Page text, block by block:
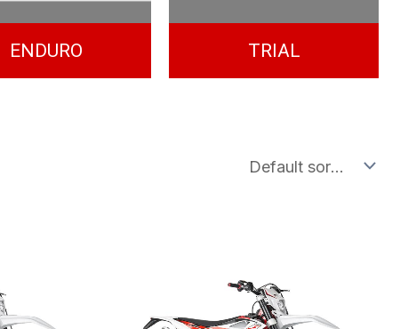
ENDURO TRIAL